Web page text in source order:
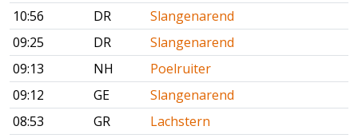
10:56
DR
Slangenarend
09:25
DR
Slangenarend
09:13
NH
Poelruiter
09:12
GE
Slangenarend
08:53
GR
Lachstern